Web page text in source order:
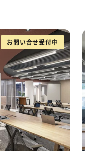
向け東京都の30坪以下
お問い合せ受付中